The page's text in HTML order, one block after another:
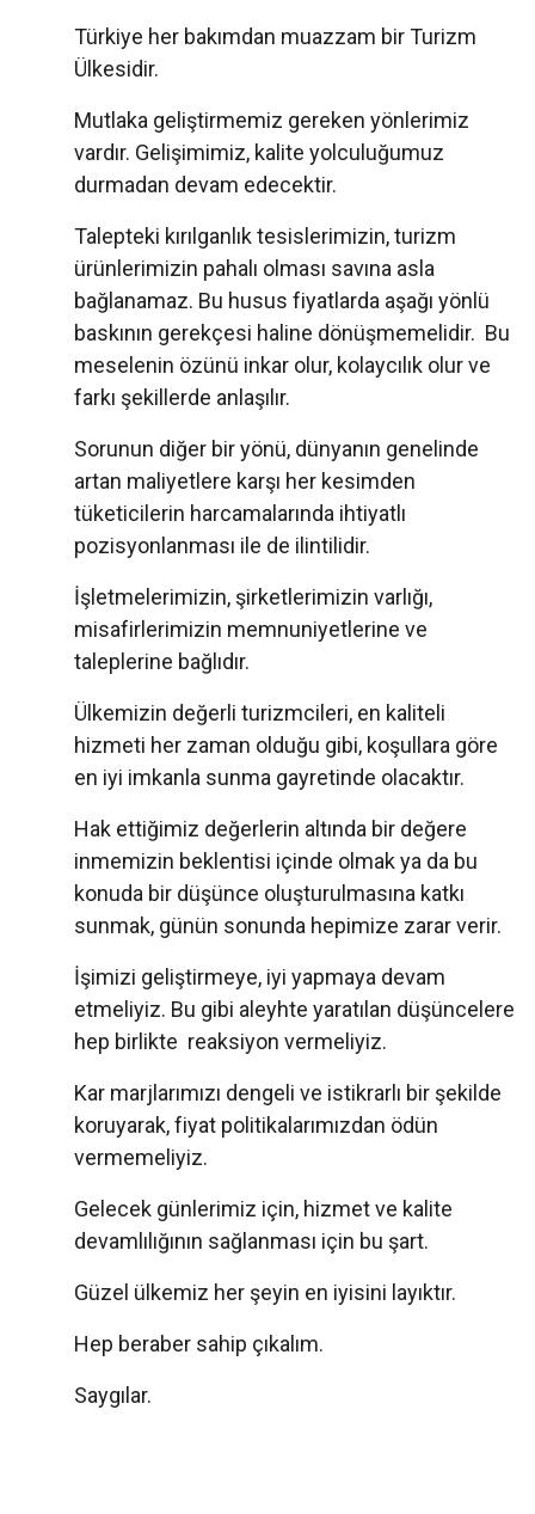
Türkiye her bakımdan muazzam bir Turizm
Ülkesidir.
Mutlaka geliştirmemiz gereken yönlerimiz
vardır. Gelişimimiz, kalite yolculuğumuz
durmadan devam edecektir.
Talepteki kırılganlık tesislerimizin, turizm
ürünlerimizin pahalı olması savına asla
bağlanamaz. Bu husus fiyatlarda aşağı yönlü
baskının gerekçesi haline dönüşmemelidir. Bu
meselenin özünü inkar olur, kolaycılık olur ve
farkı şekillerde anlaşılır.
Sorunun diğer bir yönü, dünyanın genelinde
artan maliyetlere karşı her kesimden
tüketicilerin harcamalarında ihtiyatlı
pozisyonlanması ile de ilintilidir.
İşletmelerimizin, şirketlerimizin varlığı,
misafirlerimizin memnuniyetlerine ve
taleplerine bağlıdır.
Ülkemizin değerli turizmcileri, en kaliteli
hizmeti her zaman olduğu gibi, koşullara göre
en iyi imkanla sunma gayretinde olacaktır.
Hak ettiğimiz değerlerin altında bir değere
inmemizin beklentisi içinde olmak ya da bu
konuda bir düşünce oluşturulmasına katkı
sunmak, günün sonunda hepimize zarar verir.
İşimizi geliştirmeye, iyi yapmaya devam
etmeliyiz. Bu gibi aleyhte yaratılan düşüncelere
hep birlikte reaksiyon vermeliyiz.
Kar marjlarımızı dengeli ve istikrarlı bir şekilde
koruyarak, fiyat politikalarımızdan ödün
vermemeliyiz.
Gelecek günlerimiz için, hizmet ve kalite
devamlılığının sağlanması için bu şart.
Güzel ülkemiz her şeyin en iyisini layıktır.
Hep beraber sahip çıkalım.
Saygılar.